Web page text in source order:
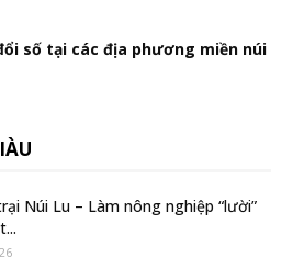
số tại các địa phương miền núi
Núi Lu – Làm nông nghiệp “lười”